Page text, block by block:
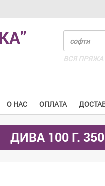
ВСЯ
О НАС ОПЛАТА
ДИВА 100 Г.